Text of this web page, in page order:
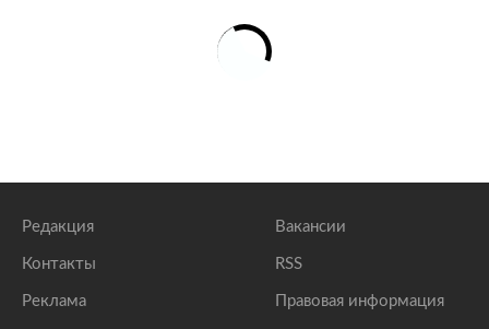
Редакция
Контакты
Реклама
Вакансии
RSS
Правовая информация